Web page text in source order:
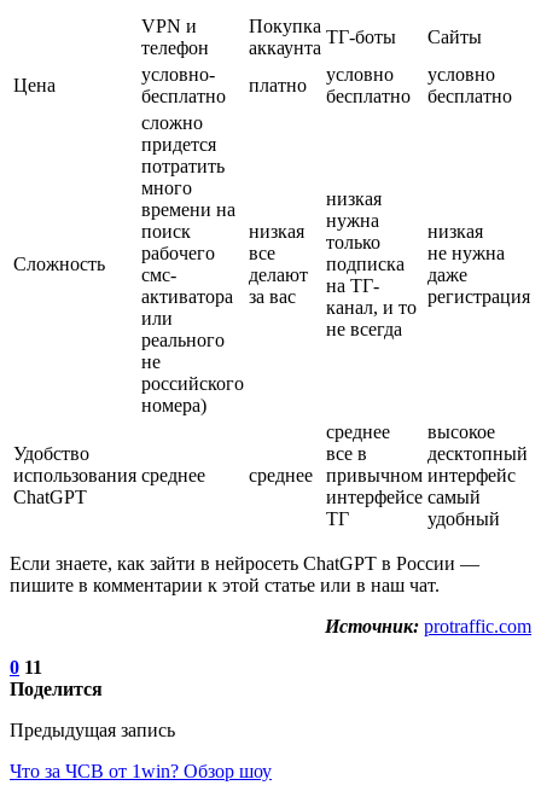
VPN и
телефон
Покупка
аккаунта
ТГ-боты Сайты
Цена
условно-
бесплатно
платно
условно
бесплатно
условно
бесплатно
Сложность
сложно
придется
потратить
много
времени на
поиск
рабочего
смс-
активатора
или
реального
не
российского
номера)
низкая
все
делают
за вас
низкая
нужна
только
подписка
на ТГ-
канал, и то
не всегда
низкая
не нужна
даже
регистрация
Удобство
использования
ChatGPT
среднее среднее
среднее
все в
привычном
интерфейсе
ТГ
высокое
десктопный
интерфейс
самый
удобный
Если знаете, как зайти в нейросеть ChatGPT в России —
пишите в комментарии к этой статье или в наш чат.
Источник: protraffic.com
0 11
Поделится
Предыдущая запись
Что за ЧСВ от 1win? Обзор шоу